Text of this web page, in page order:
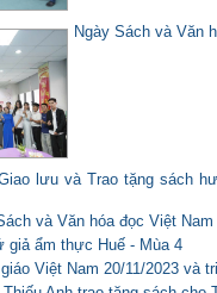
Ngày Sách và Văn
lưu và Trao tặng sách
và Văn hóa đọc Việt
giả ẩm thực Huế - Mùa 4
Việt Nam 20/11/2023 và